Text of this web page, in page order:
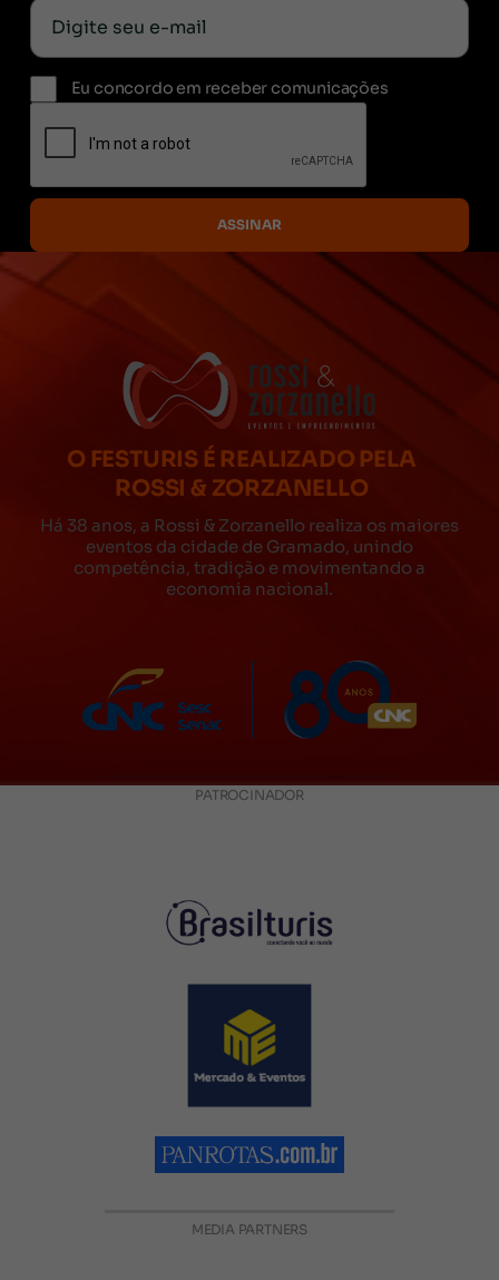
Eu concordo em receber comunicações
O FESTURIS É REALIZADO PELA
ROSSI & ZORZANELLO
Há 38 anos, a Rossi & Zorzanello realiza os maiores
eventos da cidade de Gramado, unindo
competência, tradição e movimentando a
economia nacional.
PATROCINADOR
MEDIA PARTNERS